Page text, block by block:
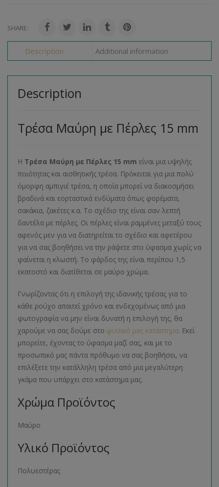
SHARE:
Description Additional information
Description
Τρέσα Μαύρη με Πέρλες 15 mm
Η Τρέσα Μαύρη με Πέρλες 15 mm είναι μια υψηλής
ποιότητας και αισθητικής τρέσα. Πρόκειται για μια πολύ
όμορφη αμπιγιέ τρέσα, η οποία μπορεί να διακοσμήσει
βραδινά και εορταστικά ενδύματα όπως φορέματα,
σακάκια, ζακέτες κ.α. Το σχέδιο της είναι σαν λεπτή
δαντέλα με πέρλες. Οι πέρλες είναι ραμμένες μεταξύ τους
αφενός μεν για να διατηρείται το σχέδιο και αφετέρου
για να σας βοηθήσει να την ράψετε στο ύφασμα χωρίς να
φαίνεται η κλωστή. Το φάρδος της είναι περίπου 1,5
εκατοστό και διατίθεται σε μαύρο χρώμα.
Γνωρίζοντας ότι η επιλογή της ιδανικής τρέσας για το
κάθε ρούχο απαιτεί χρόνο και ενδεχομένως από μια
φωτογραφία να μην είναι δυνατή η επιλογή της, θα
χαρούμε να σας δούμε στο φυσικό μας κατάστημα. Εκεί
μπορείτε, έχοντας το ύφασμα μαζί σας, και με το
προσωπικό μας πάντα πρόθυμο να σας βοηθήσει, να
επιλέξετε την κατάλληλη τρέσα από μια μεγαλύτερη
γκάμα που υπάρχει στο κατάστημα μας.
Χρώμα Προϊόντος
Μαύρο
Υλικό Προϊόντος
Πολυεστέρας